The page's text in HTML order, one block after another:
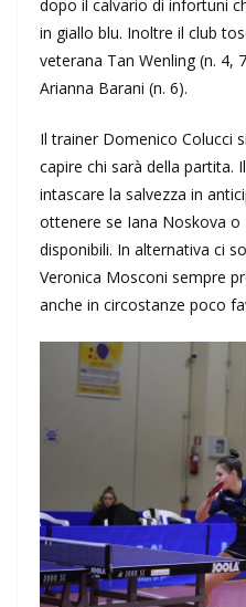
dopo il calvario di infortuni
in giallo blu. Inoltre il club
veterana Tan Wenling (n. 4,
Arianna Barani (n. 6).
Il trainer Domenico Colucci
capire chi sarà della partita.
intascare la salvezza in
ottenere se Iana Noskova o
disponibili. In alternativa ci
Veronica Mosconi sempre
anche in circostanze poco